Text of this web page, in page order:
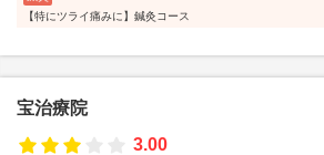
【特にツライ痛みに】鍼灸コース
宝治療院
3.00